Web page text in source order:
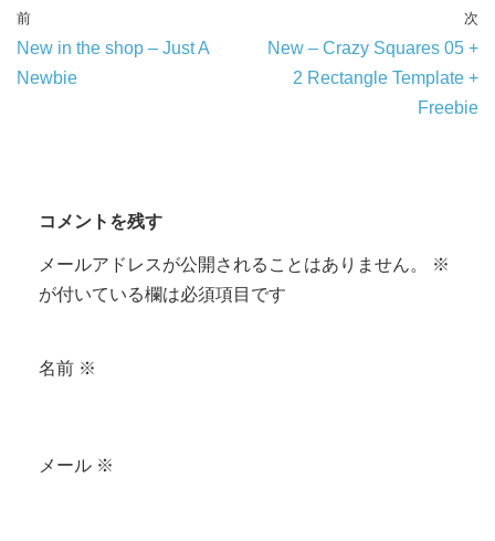
前
New in the shop – Just A
Newbie
次
New – Crazy Squares 05 +
2 Rectangle Template +
Freebie
コメントを残す
メールアドレスが公開されることはありません。
※
が付いている欄は必須項目です
名前 ※
メール ※